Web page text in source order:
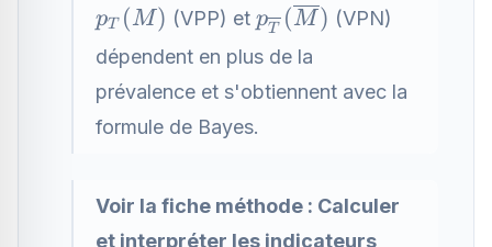
p_T(M)
pT (M) (VPP) etp_{\overline{T}}
(\overline{M})
pT (M) (VPN)
dépendent en plus de la
prévalence et s'obtiennent avec la
formule de Bayes.
Voir la fiche méthode : Calculer
et interpréter les indicateurs